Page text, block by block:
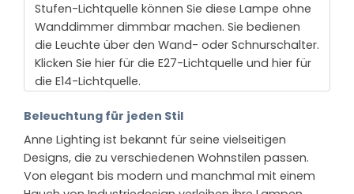
Stufen-Lichtquelle können Sie diese Lampe ohne
Wanddimmer dimmbar machen. Sie bedienen
die Leuchte über den Wand- oder Schnurschalter.
Klicken Sie hier für die E27-Lichtquelle und hier für
die E14-Lichtquelle.
Beleuchtung für jeden Stil
Anne Lighting ist bekannt für seine vielseitigen
Designs, die zu verschiedenen Wohnstilen passen.
Von elegant bis modern und manchmal mit einem